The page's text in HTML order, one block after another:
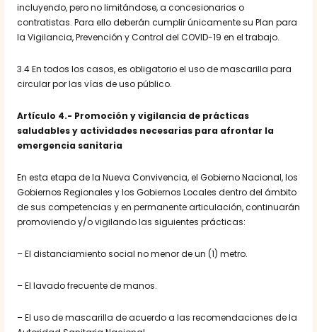
incluyendo, pero no limitándose, a concesionarios o
contratistas. Para ello deberán cumplir únicamente su Plan para
la Vigilancia, Prevención y Control del COVID-19 en el trabajo.
3.4 En todos los casos, es obligatorio el uso de mascarilla para
circular por las vías de uso público.
Artículo 4.- Promoción y vigilancia de prácticas
saludables y actividades necesarias para afrontar la
emergencia sanitaria
En esta etapa de la Nueva Convivencia, el Gobierno Nacional, los
Gobiernos Regionales y los Gobiernos Locales dentro del ámbito
de sus competencias y en permanente articulación, continuarán
promoviendo y/o vigilando las siguientes prácticas:
– El distanciamiento social no menor de un (1) metro.
– El lavado frecuente de manos.
– El uso de mascarilla de acuerdo a las recomendaciones de la